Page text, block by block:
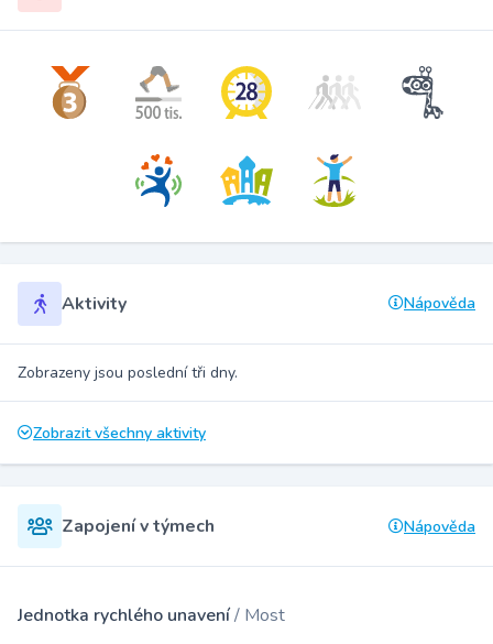
Aktivity Nápověda
Zobrazeny jsou poslední tři dny.
Zobrazit všechny aktivity
Zapojení v týmech Nápověda
Jednotka rychlého unavení/ Most